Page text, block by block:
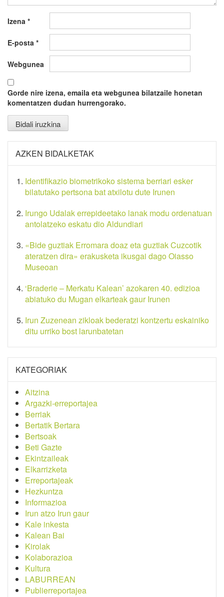
Izena *
E-posta *
Webgunea
Gorde nire izena, emaila eta webgunea bilatzaile honetan
komentatzen dudan hurrengorako.
AZKEN BIDALKETAK
Identifikazio biometrikoko sistema berriari esker
bilatutako pertsona bat atxilotu dute Irunen
Irungo Udalak errepideetako lanak modu ordenatuan
antolatzeko eskatu dio Aldundiari
«Bide guztiak Erromara doaz eta guztiak Cuzcotik
ateratzen dira» erakusketa ikusgai dago Oiasso
Museoan
‘Braderie – Merkatu Kalean’ azokaren 40. edizioa
abiatuko du Mugan elkarteak gaur Irunen
Irun Zuzenean zikloak bederatzi kontzertu eskainiko
ditu urriko bost larunbatetan
KATEGORIAK
Aitzina
Argazki-erreportajea
Berriak
Bertatik Bertara
Bertsoak
Beti Gazte
Ekintzaileak
Elkarrizketa
Erreportajeak
Hezkuntza
Informazioa
Irun atzo Irun gaur
Kale inkesta
Kalean Bai
Kirolak
Kolaborazioa
Kultura
LABURREAN
Publierreportajea